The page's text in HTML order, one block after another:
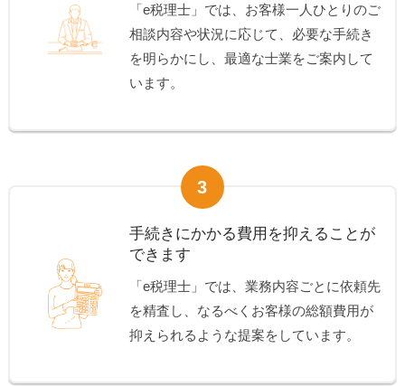
「e税理士」では、お客様一人ひとりのご
相談内容や状況に応じて、必要な手続き
を明らかにし、最適な士業をご案内して
います。
3
手続きにかかる費用を抑えることが
できます
「e税理士」では、業務内容ごとに依頼先
を精査し、なるべくお客様の総額費用が
抑えられるような提案をしています。